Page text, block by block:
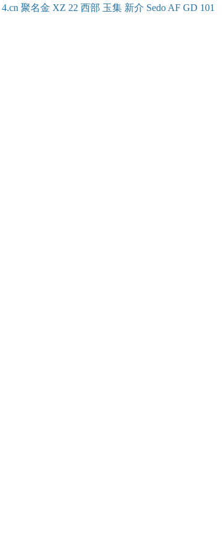
4.cn 聚名金 XZ 22 西部 玉集 新介 Sedo AF GD 101